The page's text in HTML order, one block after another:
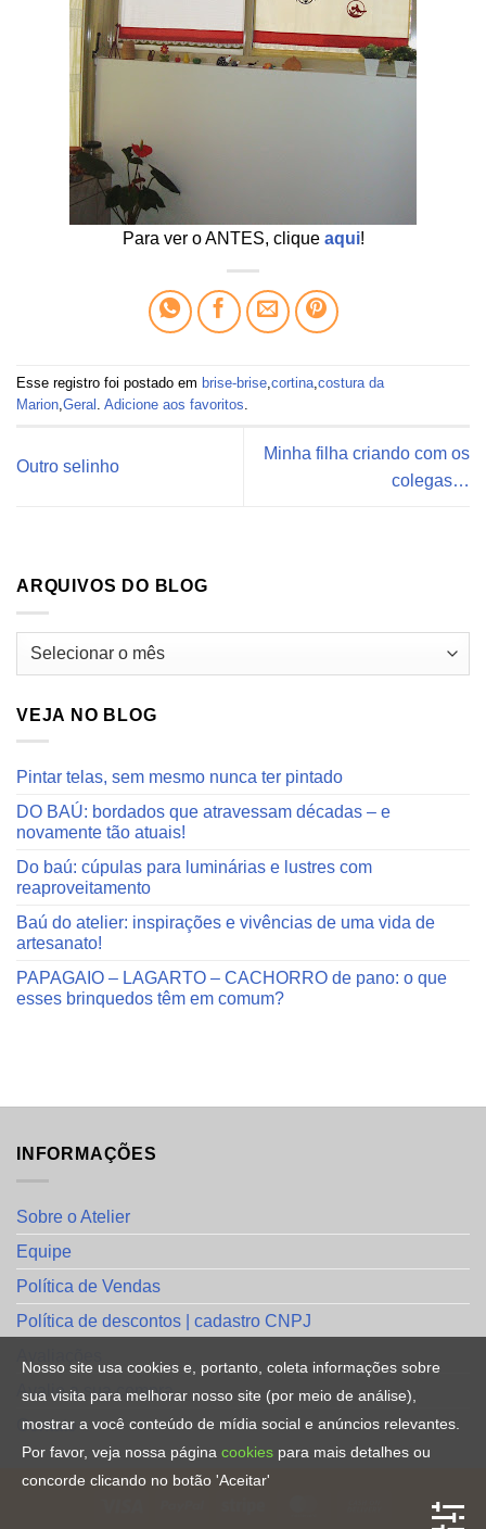
Para ver o ANTES, clique aqui!
Esse registro foi postado em brise-brise cortina costura da
Marion Geral Adicione aos favoritos
Outro selinho
Minha filha criando com os
colegas…
ARQUIVOS DO BLOG
Arquivos
VEJA NO BLOG
Pintar telas, sem mesmo nunca ter pintado
DO BAÚ: bordados que atravessam décadas – e
novamente tão atuais!
Do baú: cúpulas para luminárias e lustres com
reaproveitamento
Baú do atelier: inspirações e vivências de uma vida de
artesanato!
PAPAGAIO – LAGARTO – CACHORRO de pano: o que
esses brinquedos têm em comum?
INFORMAÇÕES
Sobre o Atelier
Equipe
Política de Vendas
Política de descontos | cadastro CNPJ
Avalie a sua compra
Contato
Nosso site usa cookies e, portanto, coleta informações sobre
sua visita para melhorar nosso site (por meio de análise),
mostrar a você conteúdo de mídia social e anúncios relevantes.
Por favor, veja nossa página cookies para mais detalhes ou
concorde clicando no botão 'Aceitar'